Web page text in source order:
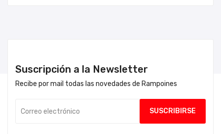
Suscripción a la Newsletter
Recibe por mail todas las novedades de Rampoines